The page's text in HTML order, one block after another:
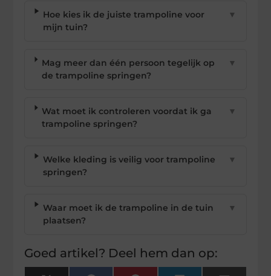
Hoe kies ik de juiste trampoline voor
mijn tuin?
▼
Mag meer dan één persoon tegelijk op
de trampoline springen?
▼
Wat moet ik controleren voordat ik ga
trampoline springen?
▼
Welke kleding is veilig voor trampoline
springen?
▼
Waar moet ik de trampoline in de tuin
plaatsen?
▼
Goed artikel? Deel hem dan op: